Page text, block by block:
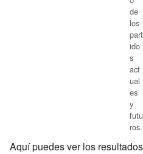
de
los
part
ido
s
act
ual
es
y
futu
ros.
Aquí puedes ver los